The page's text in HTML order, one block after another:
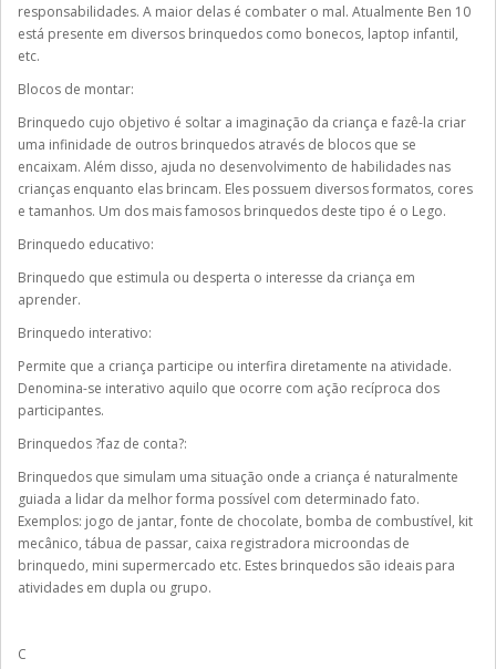
responsabilidades. A maior delas é combater o mal. Atualmente Ben 10
está presente em diversos brinquedos como bonecos, laptop infantil,
etc.
Blocos de montar:
Brinquedo cujo objetivo é soltar a imaginação da criança e fazê-la criar
uma infinidade de outros brinquedos através de blocos que se
encaixam. Além disso, ajuda no desenvolvimento de habilidades nas
crianças enquanto elas brincam. Eles possuem diversos formatos, cores
e tamanhos. Um dos mais famosos brinquedos deste tipo é o Lego.
Brinquedo educativo:
Brinquedo que estimula ou desperta o interesse da criança em
aprender.
Brinquedo interativo:
Permite que a criança participe ou interfira diretamente na atividade.
Denomina-se interativo aquilo que ocorre com ação recíproca dos
participantes.
Brinquedos ?faz de conta?:
Brinquedos que simulam uma situação onde a criança é naturalmente
guiada a lidar da melhor forma possível com determinado fato.
Exemplos: jogo de jantar, fonte de chocolate, bomba de combustível, kit
mecânico, tábua de passar, caixa registradora microondas de
brinquedo, mini supermercado etc. Estes brinquedos são ideais para
atividades em dupla ou grupo.
C